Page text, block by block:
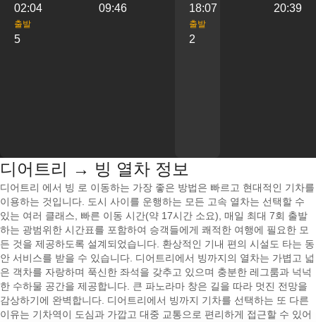
02:04 09:46
출발
5
18:07 20:39
출발
2
디어트리 → 빙 열차 정보
디어트리 에서 빙 로 이동하는 가장 좋은 방법은 빠르고 현대적인 기차를
이용하는 것입니다. 도시 사이를 운행하는 모든 고속 열차는 선택할 수
있는 여러 클래스, 빠른 이동 시간(약 17시간 소요), 매일 최대 7회 출발
하는 광범위한 시간표를 포함하여 승객들에게 쾌적한 여행에 필요한 모
든 것을 제공하도록 설계되었습니다. 환상적인 기내 편의 시설도 타는 동
안 서비스를 받을 수 있습니다. 디어트리에서 빙까지의 열차는 가볍고 넓
은 객차를 자랑하며 푹신한 좌석을 갖추고 있으며 충분한 레그룸과 넉넉
한 수하물 공간을 제공합니다. 큰 파노라마 창은 길을 따라 멋진 전망을
감상하기에 완벽합니다. 디어트리에서 빙까지 기차를 선택하는 또 다른
이유는 기차역이 도심과 가깝고 대중 교통으로 편리하게 접근할 수 있어